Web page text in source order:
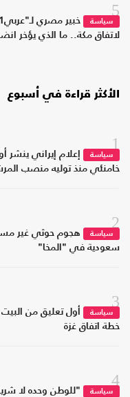
5
سياسة
لاتفاق مكة.. ما الذي يؤخر
الأكثر قراءة في أسبوع
1
سياسة
إعلام إيراني
خامنئي منذ توليه منصب
2
سياسة
هجوم حوثي غير
سعودية في "المخا"
3
سياسة
أول تعليق من
خطة اتفاق غزة
4
سياسة
"للوطن وحده لا